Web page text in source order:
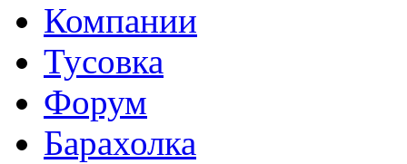
Компании
Тусовка
Форум
Барахолка